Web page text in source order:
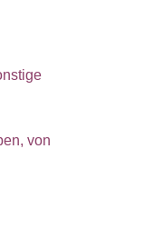
von